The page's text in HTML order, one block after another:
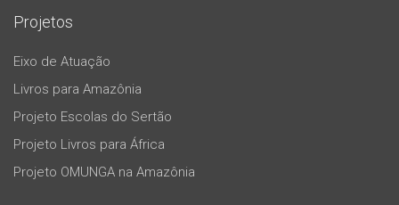
Projetos
Eixo de Atuação
Livros para Amazônia
Projeto Escolas do Sertão
Projeto Livros para África
Projeto OMUNGA na Amazônia